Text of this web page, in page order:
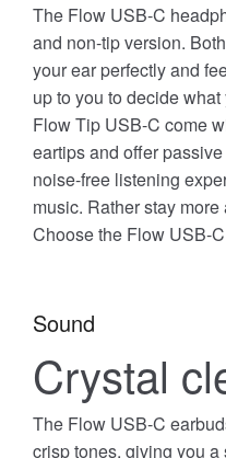
The Flow USB-C
and non-tip version.
your ear perfectly and
up to you to decide
Flow Tip USB-C come
eartips and offer
noise-free listening
music. Rather stay
Choose the Flow USB-
Sound
Crystal
The Flow USB-C
crisp tones, giving you